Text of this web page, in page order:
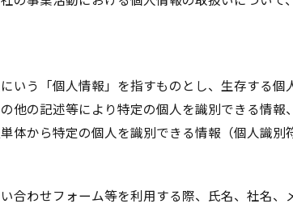
いう「個人情報」を指すものとし、生存する
他の記述等により特定の個人を識別できる情
体から特定の個人を識別できる情報（個人識別
合わせフォーム等を利用する際、氏名、社名